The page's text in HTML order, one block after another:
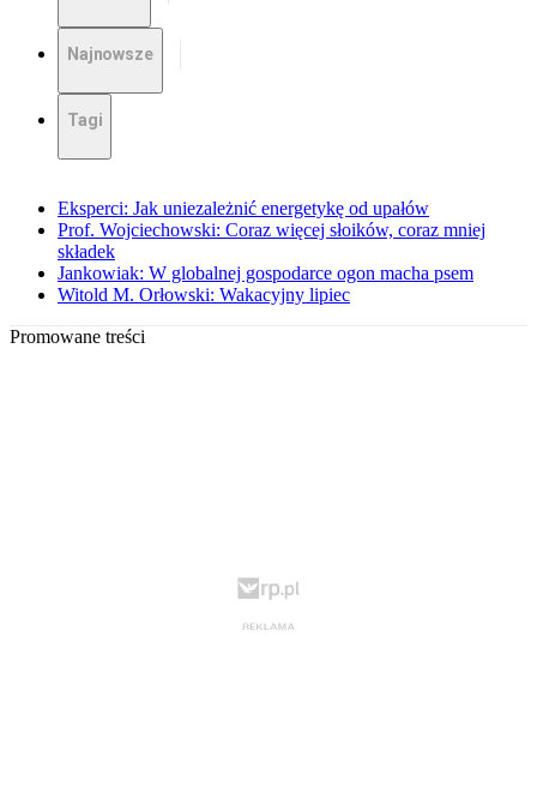
Najnowsze
Tagi
Eksperci: Jak uniezależnić energetykę od upałów
Prof. Wojciechowski: Coraz więcej słoików, coraz mniej
składek
Jankowiak: W globalnej gospodarce ogon macha psem
Witold M. Orłowski: Wakacyjny lipiec
Promowane treści